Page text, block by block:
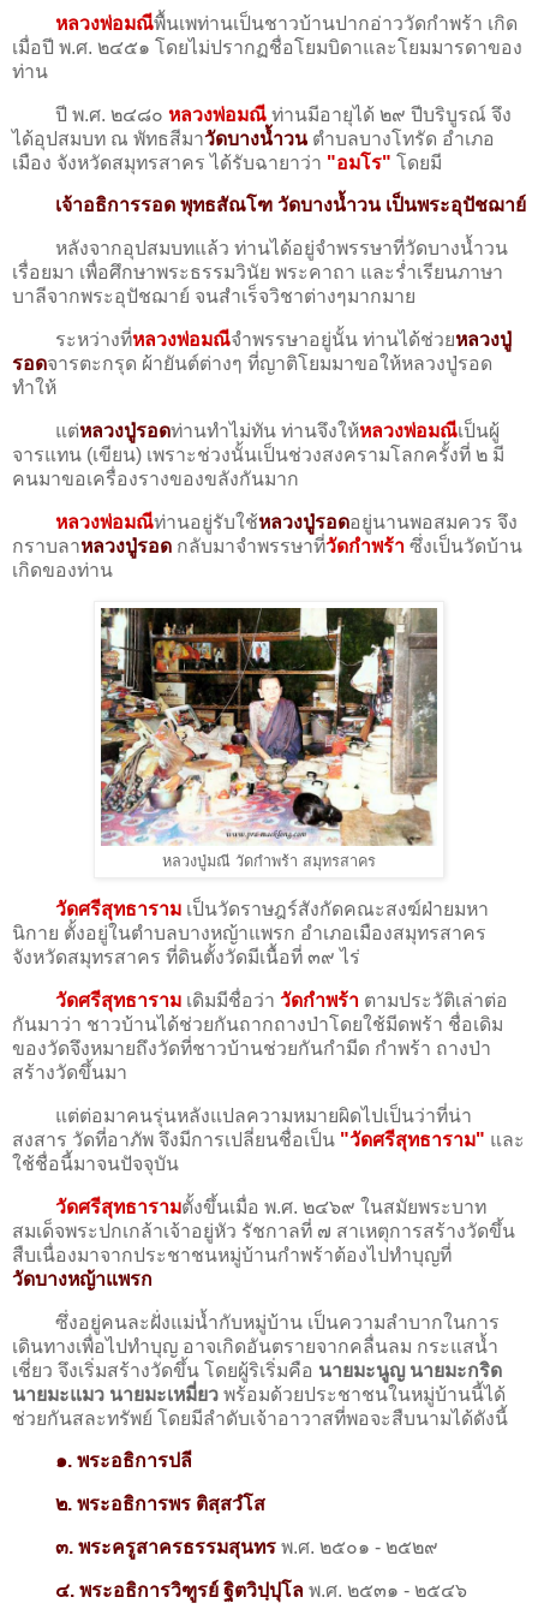
หลวงพ่อมณีพื้นเพท่านเป็นชาวบ้านปากอ่าววัดกำพร้า เกิด
เมื่อปี พ.ศ. ๒๔๕๑ โดยไม่ปรากฏชื่อโยมบิดาและโยมมารดาของ
ท่าน
ปี พ.ศ. ๒๔๘๐ หลวงพ่อมณี ท่านมีอายุได้ ๒๙ ปีบริบูรณ์ จึง
ได้อุปสมบท ณ พัทธสีมาวัดบางน้ำวน ตำบลบางโทรัด อำเภอ
เมือง จังหวัดสมุทรสาคร ได้รับฉายาว่า "อมโร" โดยมี
เจ้าอธิการรอด พุทธสัณโฑ วัดบางน้ำวน เป็นพระอุปัชฌาย์
หลังจากอุปสมบทแล้ว ท่านได้อยู่จำพรรษาที่วัดบางน้ำวน
เรื่อยมา เพื่อศึกษาพระธรรมวินัย พระคาถา และร่ำเรียนภาษา
บาลีจากพระอุปัชฌาย์ จนสำเร็จวิชาต่างๆมากมาย
ระหว่างที่หลวงพ่อมณีจำพรรษาอยู่นั้น ท่านได้ช่วยหลวงปู่
รอดจารตะกรุด ผ้ายันต์ต่างๆ ที่ญาติโยมมาขอให้หลวงปู่รอด
ทำให้
แต่หลวงปู่รอดท่านทำไม่ทัน ท่านจึงให้หลวงพ่อมณีเป็นผู้
จารแทน (เขียน) เพราะช่วงนั้นเป็นช่วงสงครามโลกครั้งที่ ๒ มี
คนมาขอเครื่องรางของขลังกันมาก
หลวงพ่อมณีท่านอยู่รับใช้หลวงปู่รอดอยู่นานพอสมควร จึง
กราบลาหลวงปู่รอด กลับมาจำพรรษาที่วัดกำพร้า ซึ่งเป็นวัดบ้าน
เกิดของท่าน
หลวงปู่มณี วัดกำพร้า สมุทรสาคร
วัดศรีสุทธาราม เป็นวัดราษฎร์สังกัดคณะสงฆ์ฝ่ายมหา
นิกาย ตั้งอยู่ในตำบลบางหญ้าแพรก อำเภอเมืองสมุทรสาคร
จังหวัดสมุทรสาคร ที่ดินตั้งวัดมีเนื้อที่ ๓๙ ไร่
วัดศรีสุทธาราม เดิมมีชื่อว่า วัดกำพร้า ตามประวัติเล่าต่อ
กันมาว่า ชาวบ้านได้ช่วยกันถากถางป่าโดยใช้มีดพร้า ชื่อเดิม
ของวัดจึงหมายถึงวัดที่ชาวบ้านช่วยกันกำมีด กำพร้า ถางป่า
สร้างวัดขึ้นมา
แต่ต่อมาคนรุ่นหลังแปลความหมายผิดไปเป็นว่าที่น่า
สงสาร วัดที่อาภัพ จึงมีการเปลี่ยนชื่อเป็น "วัดศรีสุทธาราม" และ
ใช้ชื่อนี้มาจนปัจจุบัน
วัดศรีสุทธารามตั้งขึ้นเมื่อ พ.ศ. ๒๔๖๙ ในสมัยพระบาท
สมเด็จพระปกเกล้าเจ้าอยู่หัว รัชกาลที่ ๗ สาเหตุการสร้างวัดขึ้น
สืบเนื่องมาจากประชาชนหมู่บ้านกำพร้าต้องไปทำบุญที่
วัดบางหญ้าแพรก
ซึ่งอยู่คนละฝั่งแม่น้ำกับหมู่บ้าน เป็นความลำบากในการ
เดินทางเพื่อไปทำบุญ อาจเกิดอันตรายจากคลื่นลม กระแสน้ำ
เชี่ยว จึงเริ่มสร้างวัดขึ้น โดยผู้ริเริ่มคือ นายมะนูญ นายมะกริด
นายมะแมว นายมะเหมี่ยว พร้อมด้วยประชาชนในหมู่บ้านนี้ได้
ช่วยกันสละทรัพย์ โดยมีลำดับเจ้าอาวาสที่พอจะสืบนามได้ดังนี้
๑. พระอธิการปลี
๒. พระอธิการพร ติสฺสวํโส
๓. พระครูสาครธรรมสุนทร พ.ศ. ๒๕๐๑ - ๒๕๒๙
๔. พระอธิการวิฑูรย์ ฐิตวิปฺปุโล พ.ศ. ๒๕๓๑ - ๒๕๔๖